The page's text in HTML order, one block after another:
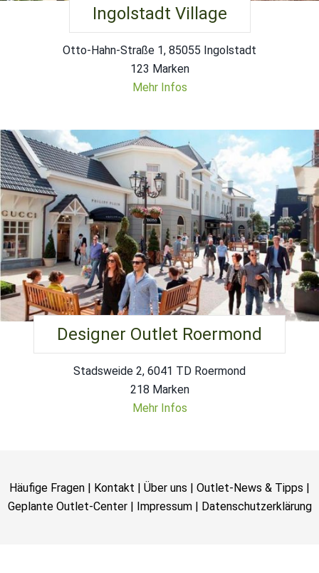
Ingolstadt Village
Otto-Hahn-Straße 1, 85055 Ingolstadt
123 Marken
Mehr Infos
Designer Outlet Roermond
Stadsweide 2, 6041 TD Roermond
218 Marken
Mehr Infos
Häufige Fragen | Kontakt | Über uns | Outlet-News & Tipps |
Geplante Outlet-Center| Impressum| Datenschutzerklärung